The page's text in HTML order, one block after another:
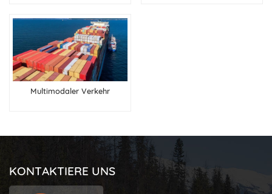
Multimodaler Verkehr
KONTAKTIERE UNS